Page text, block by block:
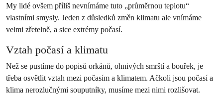
My lidé ovšem příliš nevnímáme tuto „průměrnou teplotu“
vlastními smysly. Jeden z důsledků změn klimatu ale vnímáme
velmi zřetelně, a sice extrémy počasí.
Vztah počasí a klimatu
Než se pustíme do popisů orkánů, ohnivých smrští a bouřek, je
třeba osvětlit vztah mezi počasím a klimatem. Ačkoli jsou počasí a
klima nerozlučnými souputníky, musíme mezi nimi rozlišovat.